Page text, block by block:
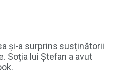
și-a surprins susținătorii
Soția lui Ștefan a avut